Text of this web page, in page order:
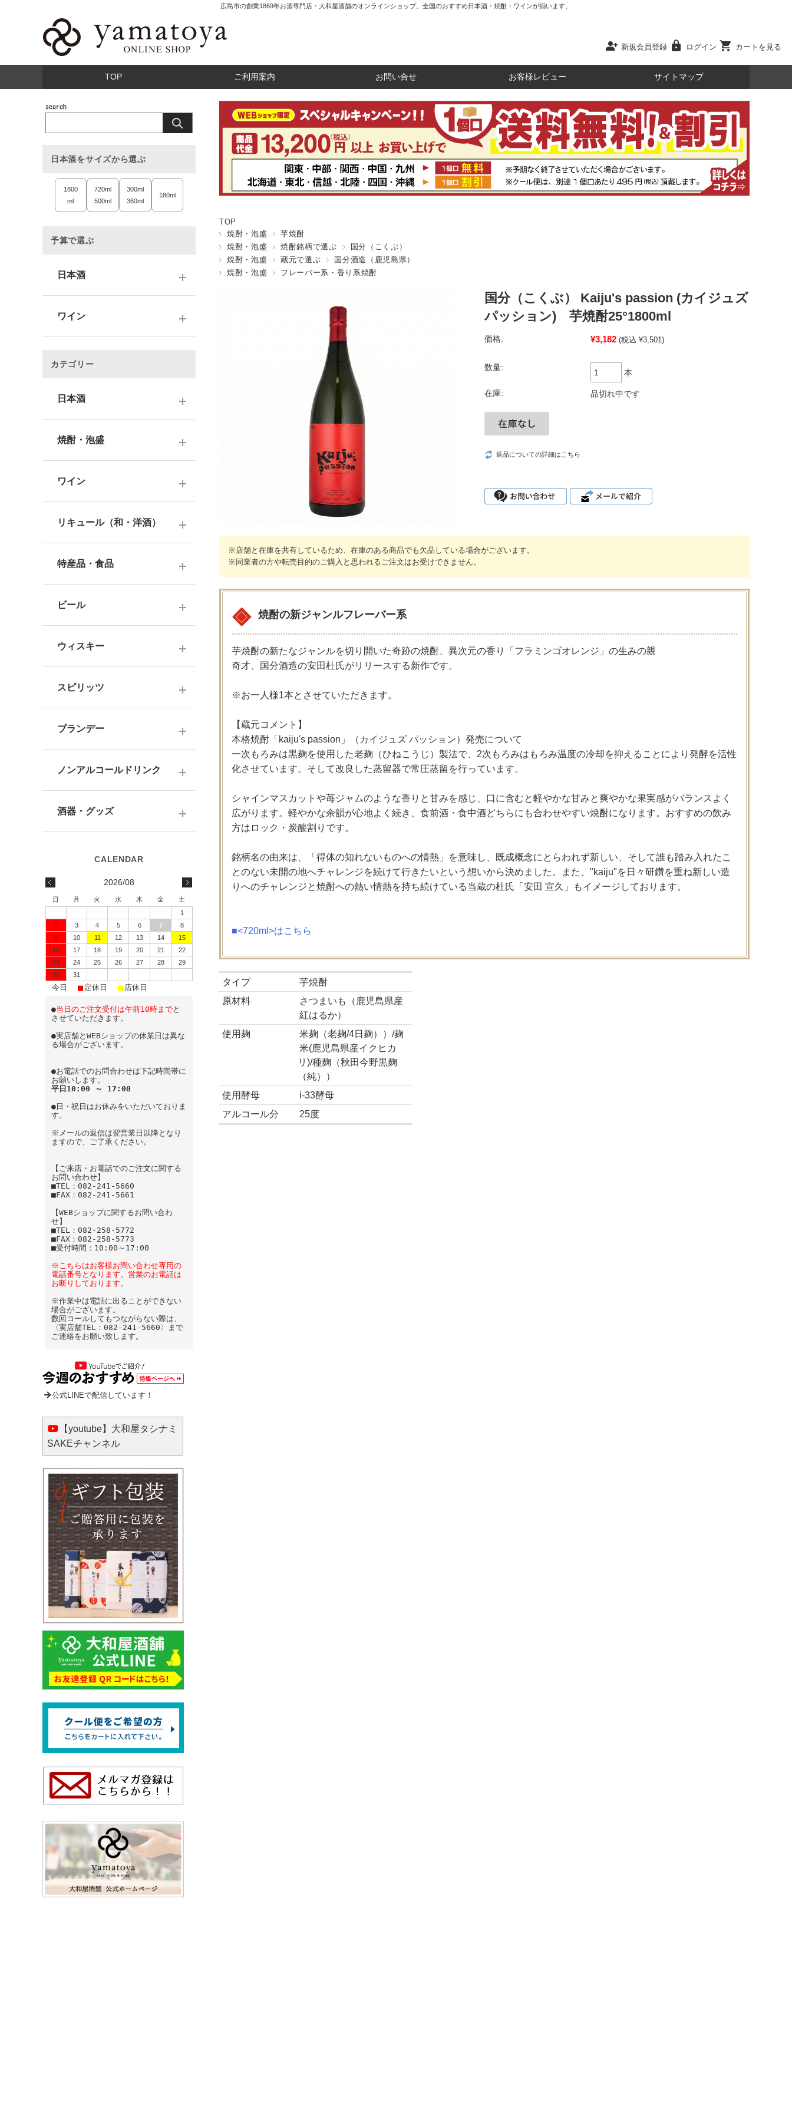
広島市の創業1869年お酒専門店・大和屋酒舗のオンラインショップ。全国のおすすめ日本酒・焼酎・ワインが揃います。
person_add 新規会員登録 lock ログイン shopping_cart カートを見る
TOP ご利用案内 お問い合せ お客様レビュー サイトマップ
TOP
焼酎・泡盛
芋焼酎
焼酎・泡盛
焼酎銘柄で選ぶ
国分（こくぶ）
焼酎・泡盛
蔵元で選ぶ
国分酒造（鹿児島県）
焼酎・泡盛
フレーバー系・香り系焼酎
国分（こくぶ） Kaiju's passion (カイジュズ
パッション) 芋焼酎25°1800ml
価格: ¥3,182 (税込 ¥3,501)
数量:
本
在庫: 品切れ中です
返品についての詳細はこちら
※店舗と在庫を共有しているため、在庫のある商品でも欠品している場合がございます。
※同業者の方や転売目的のご購入と思われるご注文はお受けできません。
焼酎の新ジャンルフレーバー系
芋焼酎の新たなジャンルを切り開いた奇跡の焼酎、異次元の香り「フラミンゴオレンジ」の生みの親
奇才、国分酒造の安田杜氏がリリースする新作です。
※お一人様1本とさせていただきます。
【蔵元コメント】
本格焼酎「kaiju's passion」（カイジュズ パッション）発売について
一次もろみは黒麹を使用した老麹（ひねこうじ）製法で、2次もろみはもろみ温度の冷却を抑えることにより発酵を活性
化させています。そして改良した蒸留器で常圧蒸留を行っています。
シャインマスカットや苺ジャムのような香りと甘みを感じ、口に含むと軽やかな甘みと爽やかな果実感がバランスよく
広がります。軽やかな余韻が心地よく続き、食前酒・食中酒どちらにも合わせやすい焼酎になります。おすすめの飲み
方はロック・炭酸割りです。
銘柄名の由来は、「得体の知れないものへの情熱」を意味し、既成概念にとらわれず新しい、そして誰も踏み入れたこ
とのない未開の地へチャレンジを続けて行きたいという想いから決めました。また、"kaiju"を日々研鑽を重ね新しい造
りへのチャレンジと焼酎への熱い情熱を持ち続けている当蔵の杜氏「安田 宣久」もイメージしております。
■<720ml>はこちら
タイプ
芋焼酎
原材料
さつまいも（鹿児島県産
紅はるか）
使用麹
米麹（老麹/4日麹））/麹
米(鹿児島県産イクヒカ
リ)/種麹（秋田今野黒麹
（純））
使用酵母
i-33酵母
アルコール分
25度
日本酒をサイズから選ぶ
1800
ml
720ml
500ml
300ml
360ml
180ml
予算で選ぶ
日本酒
10,001円～
3000円台
4000円台
5000円台
ワイン
2,001～3,000円
3,001～5,000円
5,001～10,000円
カテゴリー
日本酒
大吟醸酒
純米吟醸酒
吟醸酒
普通酒
お燗酒
にごり酒・発泡・その他
中部・北陸の日本酒
九州の日本酒
日本酒-720ml・500ml
日本酒-300ml・360ml
日本酒-180ml
飲みきりサイズ
焼酎・泡盛
芋焼酎
麦焼酎
米焼酎
黒糖焼酎
ワイン
ドイツワイン
海外産ワイン
赤ワイン
シャンパーニュ
スパークリングワイン
オレンジワイン
リキュール（和・洋酒）
果実酒・その他
シリーズで選ぶ
特産品・食品
おつまみ
健康志向・免疫力アップ
調味料
ビール
ウィスキー
その他ウイスキー
国産洋酒
スピリッツ
ラム
テキーラ
ブランデー
ノンアルコールドリンク
酒器・グッズ
蔵元エコバッグ
2026/08
日 月 火 水 木 金
土
1
2
3 4 5 6 7
8
9
10 11 12 13 14
15
16
17 18 19 20 21
22
23
24 25 26 27 28
29
30
31
今日 ■ 定休日 ■ 店休日
●当日のご注文受付は午前10時までと
させていただきます。
●実店舗とWEBショップの休業日は異な
る場合がございます。
●お電話でのお問合わせは下記時間帯に
お願いします。
平日10:00 ～ 17:00
●日・祝日はお休みをいただいておりま
す。
※メールの返信は翌営業日以降となり
ますので、ご了承ください。
【ご来店・お電話でのご注文に関する
お問い合わせ】
■TEL：082-241-5660
■FAX：082-241-5661
【WEBショップに関するお問い合わ
せ】
■TEL：082-258-5772
■FAX：082-258-5773
■受付時間：10:00～17:00
※こちらはお客様お問い合わせ専用の
電話番号となります。営業のお電話は
お断りしております。
※作業中は電話に出ることができない
場合がございます。
数回コールしてもつながらない際は、
〈実店舗TEL：082-241-5660〉まで
ご連絡をお願い致します。
公式LINEで配信しています！
【youtube】大和屋タシナミ
SAKEチャンネル